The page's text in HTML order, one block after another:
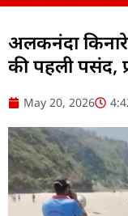
अलकनंदा किनारे
की पहली पसंद,
May 20, 2026